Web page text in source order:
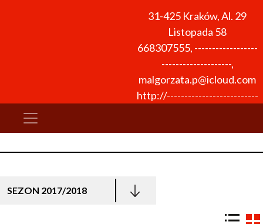
31-425 Kraków,Al. 29
Listopada 58
668307555, ------------------
--------------------,
malgorzata.p@icloud.com
http://--------------------------
SEZON 2017/2018